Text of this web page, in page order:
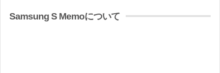
Samsung S Memoについて